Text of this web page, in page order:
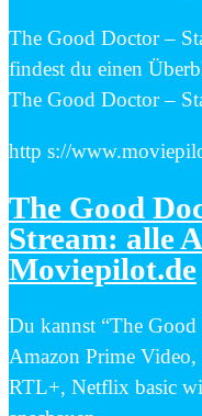
The Good Doctor –
findest du einen
The Good Doctor –
http s://
The Good
Stream: alle
Moviepilot.de
Du kannst “The
Amazon Prime
RTL+, Netflix basic